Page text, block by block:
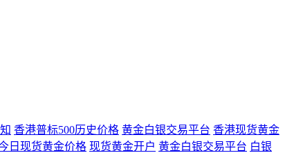
香港普标500历史价格 黄金白银交易平台 香港现货黄金
日现货黄金价格 现货黄金开户 黄金白银交易平台 白银